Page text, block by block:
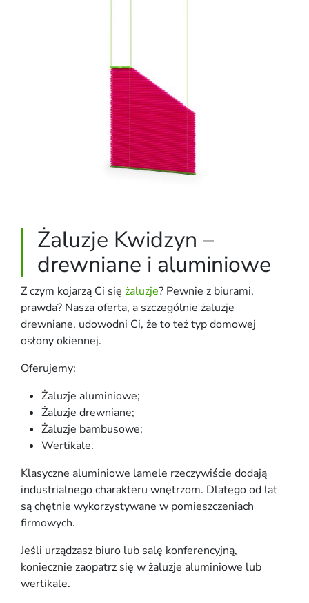
Żaluzje Kwidzyn –
drewniane i aluminiowe
Z czym kojarzą Ci się żaluzje? Pewnie z biurami,
prawda? Nasza oferta, a szczególnie żaluzje
drewniane, udowodni Ci, że to też typ domowej
osłony okiennej.
Oferujemy:
Żaluzje aluminiowe;
Żaluzje drewniane;
Żaluzje bambusowe;
Wertikale.
Klasyczne aluminiowe lamele rzeczywiście dodają
industrialnego charakteru wnętrzom. Dlatego od lat
są chętnie wykorzystywane w pomieszczeniach
firmowych.
Jeśli urządzasz biuro lub salę konferencyjną,
koniecznie zaopatrz się w żaluzje aluminiowe lub
wertikale.